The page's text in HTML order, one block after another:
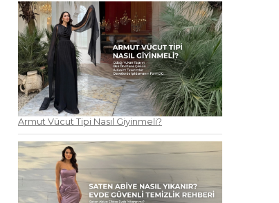
Armut Vücut Tipi Nasıl Giyinmeli?